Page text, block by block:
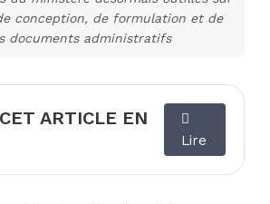
conception, de formulation et de
documents administratifs
ARTICLE EN
Lire